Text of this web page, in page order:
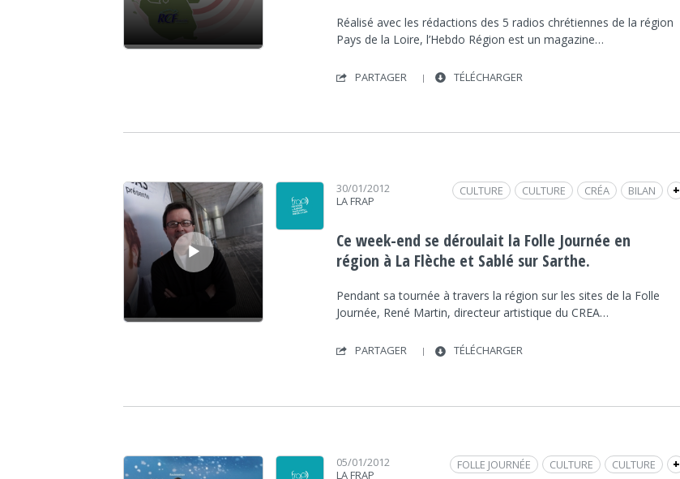
Réalisé avec les rédactions des 5 radios chrétiennes de la région
Pays de la Loire, l’Hebdo Région est un magazine…
PARTAGER TÉLÉCHARGER
Lecteur audio
30/01/2012
LA FRAP
+
BILAN
CRÉA
CULTURE
CULTURE
RENE MARTIN
SABLÉ SUR SARTHE
Ce week-end se déroulait la Folle Journée en
région à La Flèche et Sablé sur Sarthe.
Pendant sa tournée à travers la région sur les sites de la Folle
Journée, René Martin, directeur artistique du CREA…
PARTAGER TÉLÉCHARGER
Lecteur audio
05/01/2012
LA FRAP
+
CULTURE
CULTURE
FOLLE JOURNÉE